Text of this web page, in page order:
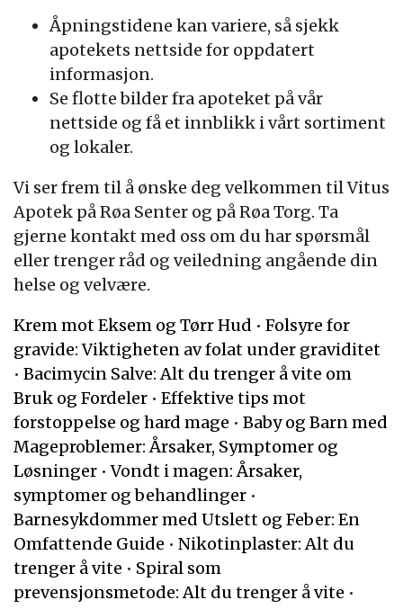
Åpningstidene kan variere, så sjekk
apotekets nettside for oppdatert
informasjon.
Se flotte bilder fra apoteket på vår
nettside og få et innblikk i vårt sortiment
og lokaler.
Vi ser frem til å ønske deg velkommen til Vitus
Apotek på Røa Senter og på Røa Torg. Ta
gjerne kontakt med oss om du har spørsmål
eller trenger råd og veiledning angående din
helse og velvære.
Krem mot Eksem og Tørr Hud • Folsyre for
gravide: Viktigheten av folat under graviditet
• Bacimycin Salve: Alt du trenger å vite om
Bruk og Fordeler • Effektive tips mot
forstoppelse og hard mage • Baby og Barn med
Mageproblemer: Årsaker, Symptomer og
Løsninger •Vondt i magen: Årsaker,
symptomer og behandlinger •
Barnesykdommer med Utslett og Feber: En
Omfattende Guide • Nikotinplaster: Alt du
trenger å vite • Spiral som
prevensjonsmetode: Alt du trenger å vite •